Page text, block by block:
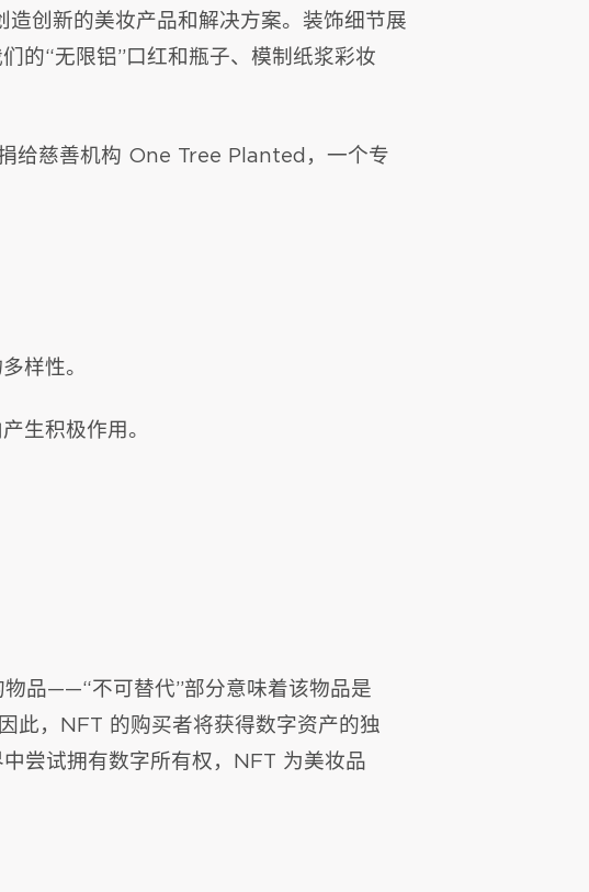
创新的美妆产品和解决方案。装饰细节展
的“无限铝”口红和瓶子、模制纸浆彩妆
给慈善机构 One Tree Planted，一个专
样性。
生积极作用。
品——“不可替代”部分意味着该物品是
此，NFT 的购买者将获得数字资产的独
尝试拥有数字所有权，NFT 为美妆品